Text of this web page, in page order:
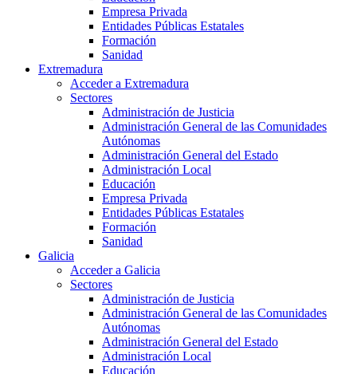
Empresa Privada
Entidades Públicas Estatales
Formación
Sanidad
Extremadura
Acceder a Extremadura
Sectores
Administración de Justicia
Administración General de las Comunidades
Autónomas
Administración General del Estado
Administración Local
Educación
Empresa Privada
Entidades Públicas Estatales
Formación
Sanidad
Galicia
Acceder a Galicia
Sectores
Administración de Justicia
Administración General de las Comunidades
Autónomas
Administración General del Estado
Administración Local
Educación